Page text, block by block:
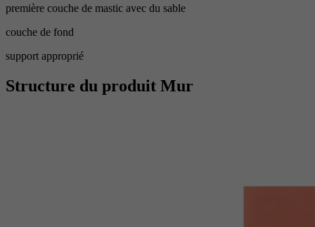
première couche de mastic avec du sable
couche de fond
support approprié
Structure du produit Mur